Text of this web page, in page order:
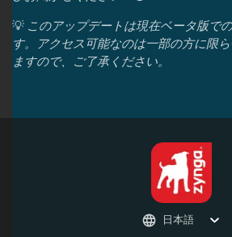
💡 このアップデートは現在ベータ版で
す。アクセス可能なのは一部の方に限
ますので、ご了承ください。
日本語